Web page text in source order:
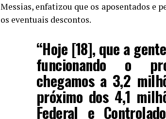
Messias, enfatizou que os aposentados e
os eventuais descontos.
“Hoje [18], que a
funcionando o
chegamos a 3,2
próximo dos 4,1
Federal e